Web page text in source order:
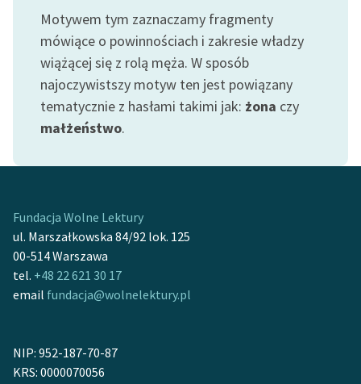
Zespół
Zasady wykorzystania
Wolnych Lektur
Logotypy
Materiały promocyjne
Regulamin biblioteki
Dane fundacji i
sprawozdania finansowe
wrażliwych
Motywem tym zaznaczamy fragmenty
mówiące o powinnościach i zakresie władzy
wiążącej się z rolą męża. W sposób
najoczywistszy motyw ten jest powiązany
tematycznie z hasłami takimi jak: żona czy
małżeństwo.
Fundacja Wolne Lektury
ul. Marszałkowska 84/92 lok. 125
00-514 Warszawa
tel. +48 22 621 30 17
email fundacja@wolnelektury.pl
NIP: 952-187-70-87
KRS: 0000070056